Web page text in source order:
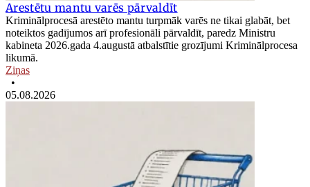
Arestētu mantu varēs pārvaldīt
Kriminālprocesā arestēto mantu turpmāk varēs ne tikai glabāt, bet
noteiktos gadījumos arī profesionāli pārvaldīt, paredz Ministru
kabineta 2026.gada 4.augustā atbalstītie grozījumi Kriminālprocesa
likumā.
Ziņas
•
05.08.2026